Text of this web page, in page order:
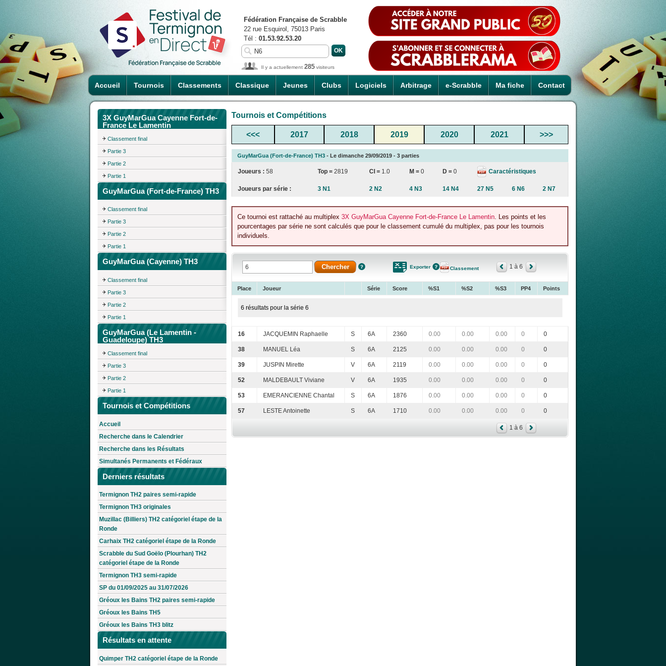
Accueil Tournois Classements Classique Jeunes Clubs Logiciels Arbitrage e-Scrabble Ma fiche Contact
Fédération Française de Scrabble
22 rue Esquirol, 75013 Paris
Tél : 01.53.92.53.20
Il y a actuellement 285 visiteurs
3X GuyMarGua Cayenne Fort-de-
France Le Lamentin
Classement final
Partie 3
Partie 2
Partie 1
GuyMarGua (Fort-de-France) TH3
Classement final
Partie 3
Partie 2
Partie 1
GuyMarGua (Cayenne) TH3
Classement final
Partie 3
Partie 2
Partie 1
GuyMarGua (Le Lamentin -
Guadeloupe) TH3
Classement final
Partie 3
Partie 2
Partie 1
Tournois et Compétitions
Accueil
Recherche dans le Calendrier
Recherche dans les Résultats
Simultanés Permanents et Fédéraux
Derniers résultats
Termignon TH2 paires semi-rapide
Termignon TH3 originales
Muzillac (Billiers) TH2 catégoriel étape de la
Ronde
Carhaix TH2 catégoriel étape de la Ronde
Scrabble du Sud Goëlo (Plourhan) TH2
catégoriel étape de la Ronde
Termignon TH3 semi-rapide
SP du 01/09/2025 au 31/07/2026
Gréoux les Bains TH2 paires semi-rapide
Gréoux les Bains TH5
Gréoux les Bains TH3 blitz
Résultats en attente
Quimper TH2 catégoriel étape de la Ronde
Tournois et Compétitions
<<< 2017 2018 2019 2020 2021 >>>
GuyMarGua (Fort-de-France) TH3 - Le dimanche 29/09/2019 - 3 parties
Joueurs : 58 Top = 2819 CI = 1.0 M = 0 D = 0 Caractéristiques
Joueurs par série : 3 N1 2 N2 4 N3 14 N4 27 N5 6 N6 2 N7
Ce tournoi est rattaché au multiplex 3X GuyMarGua Cayenne Fort-de-France Le Lamentin. Les points et les
pourcentages par série ne sont calculés que pour le classement cumulé du multiplex, pas pour les tournois
individuels.
Exporter Classement 1 à 6
Place Joueur Série Score %S1 %S2 %S3 PP4 Points
6 résultats pour la série 6
16 JACQUEMIN Raphaelle S 6A 2360 0.00 0.00 0.00 0 0
38 MANUEL Léa S 6A 2125 0.00 0.00 0.00 0 0
39 JUSPIN Mirette V 6A 2119 0.00 0.00 0.00 0 0
52 MALDEBAULT Viviane V 6A 1935 0.00 0.00 0.00 0 0
53 EMERANCIENNE Chantal S 6A 1876 0.00 0.00 0.00 0 0
57 LESTE Antoinette S 6A 1710 0.00 0.00 0.00 0 0
1 à 6